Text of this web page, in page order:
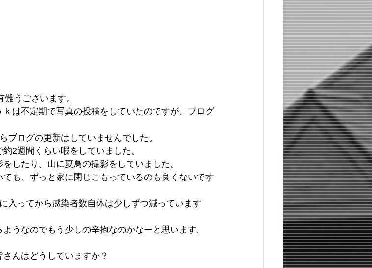
うございます。
ｋは不定期で写真の投稿をしていたのですが、ブログ
ブログの更新はしていませんでした。
2週間くらい暇をしていました。
したり、山に夏鳥の撮影をしていました。
も、ずっと家に閉じこもっているのも良くないです
入ってから感染者数自体は少しずつ減っています
うなのでもう少しの辛抱なのかなーと思います。
んはどうしていますか？